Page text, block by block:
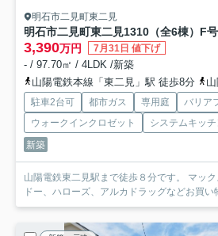
明石市二見町東二見
明石市二見町東二見1310（全6棟）F
3,390万円 7月31日 値下げ
- / 97.70㎡ / 4LDK /新築
山陽電鉄本線「東二見」駅 徒歩8分
山
駐車2台可 都市ガス 専用庭
バリア
ウォークインクロゼット
システムキッチ
新築
山陽電鉄東二見駅まで徒歩８分です。 マッ
ドー、ハローズ、アルカドラッグなどお買い